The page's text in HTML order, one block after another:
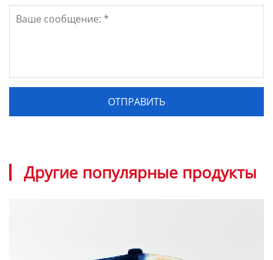
Другие популярные продукты